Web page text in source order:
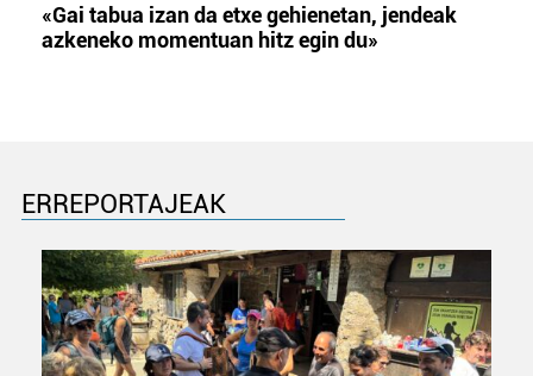
«Gai tabua izan da etxe gehienetan, jendeak
azkeneko momentuan hitz egin du»
ERREPORTAJEAK